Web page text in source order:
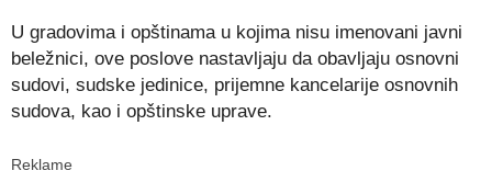
U gradovima i opštinama u kojima nisu imenovani javni
beležnici, ove poslove nastavljaju da obavljaju osnovni
sudovi, sudske jedinice, prijemne kancelarije osnovnih
sudova, kao i opštinske uprave.
Reklame